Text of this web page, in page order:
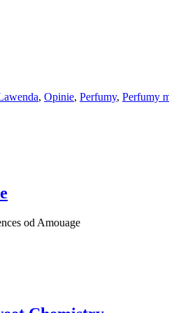
, Opinie, Perfumy, Perfumy
od Amouage